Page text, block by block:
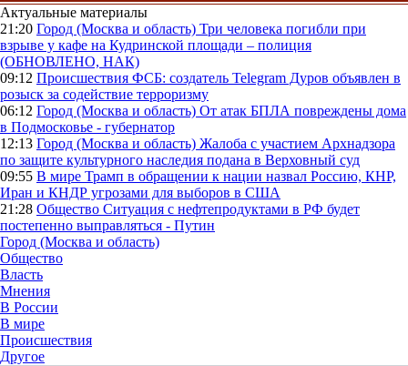
Актуальные материалы
21:20 Город (Москва и область) Три человека погибли при
взрыве у кафе на Кудринской площади – полиция
(ОБНОВЛЕНО, НАК)
09:12 Происшествия ФСБ: создатель Telegram Дуров объявлен в
розыск за содействие терроризму
06:12 Город (Москва и область) От атак БПЛА повреждены дома
в Подмосковье - губернатор
12:13 Город (Москва и область) Жалоба с участием Архнадзора
по защите культурного наследия подана в Верховный суд
09:55 В мире Трамп в обращении к нации назвал Россию, КНР,
Иран и КНДР угрозами для выборов в США
21:28 Общество Ситуация с нефтепродуктами в РФ будет
постепенно выправляться - Путин
Город (Москва и область)
Общество
Власть
Мнения
В России
В мире
Происшествия
Другое